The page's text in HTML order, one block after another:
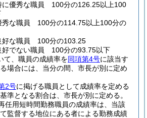
に優秀な職員 100分の126.25以上100
秀な職員 100分の114.75以上100分の
好な職員 100分の103.25
好でない職員 100分の93.75以下
て、職員の成績率を同項第4号に該当す
場合には、当分の間、市長が別に定め
2号に掲げる職員として成績率を定める
準となる割合は、市長が別に定める。
任用短時間勤務職員の成績率は、当該
監督する地位にある者による勤務成績